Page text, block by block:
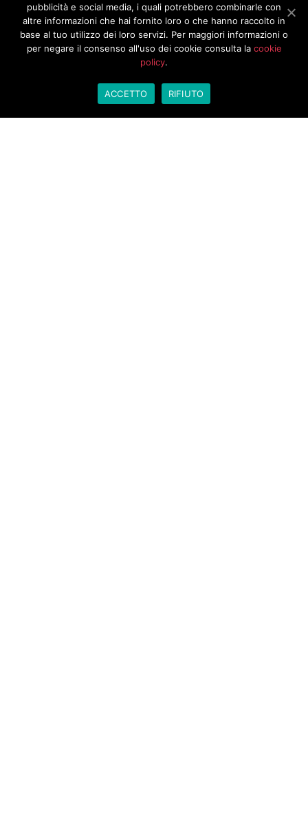
pubblicità e social media, i quali potrebbero combinarle con
altre informazioni che hai fornito loro o che hanno raccolto in
base al tuo utilizzo dei loro servizi. Per maggiori informazioni o
per negare il consenso all'uso dei cookie consulta la cookie
policy.
ACCETTO RIFIUTO